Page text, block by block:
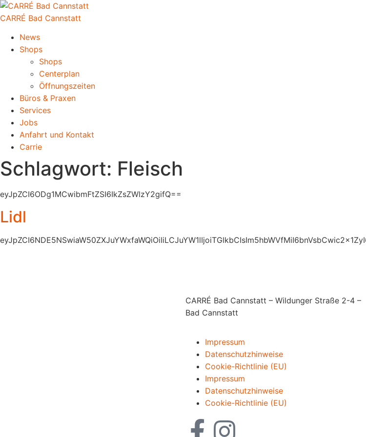
CARRÉ Bad Cannstatt
News
Shops
Shops
Centerplan
Öffnungszeiten
Büros & Praxen
Services
Jobs
Anfahrt und Kontakt
Carrie
Schlagwort: Fleisch
eyJpZCI6ODg1MCwibmFtZSI6IkZsZWlzY2gifQ==
Lidl
CARRÉ Bad Cannstatt – Wildunger Straße 2-4 –
Bad Cannstatt
Impressum
Datenschutzhinweise
Cookie-Richtlinie (EU)
Impressum
Datenschutzhinweise
Cookie-Richtlinie (EU)